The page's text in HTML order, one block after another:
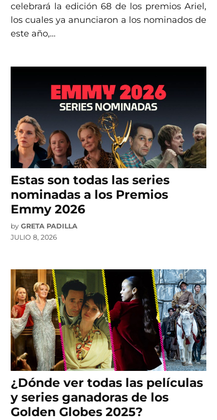
celebrará la edición 68 de los premios Ariel,
los cuales ya anunciaron a los nominados de
este año,…
Estas son todas las series
nominadas a los Premios
Emmy 2026
by GRETA PADILLA
JULIO 8, 2026
¿Dónde ver todas las películas
y series ganadoras de los
Golden Globes 2025?